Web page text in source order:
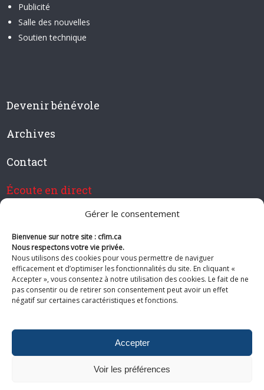
Gérer le consentement
Bienvenue sur notre site : cfim.ca
Nous respectons votre vie privée.
Nous utilisons des cookies pour vous permettre de naviguer
efficacement et d’optimiser les fonctionnalités du site. En cliquant «
Accepter », vous consentez à notre utilisation des cookies. Le fait de ne
pas consentir ou de retirer son consentement peut avoir un effet
négatif sur certaines caractéristiques et fonctions.
Accepter
Voir les préférences
Publicité
Salle des nouvelles
Soutien technique
Devenir bénévole
Archives
Contact
Écoute en direct
Devenir membre de CFIM
Suivez-nous